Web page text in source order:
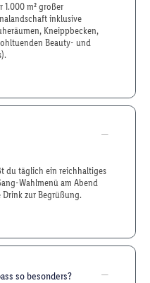
1.000 m² großer
inklusive
Kneippbecken,
Beauty- und
du täglich ein reichhaltiges
Wahlmenü am Abend
zur Begrüßung.
so besonders?